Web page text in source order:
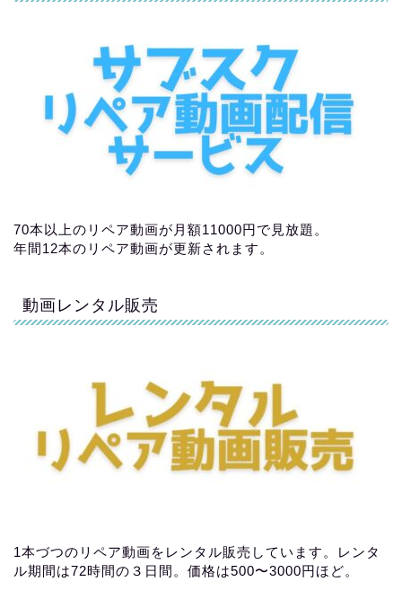
70本以上のリペア動画が月額11000円で見放題。
年間12本のリペア動画が更新されます。
動画レンタル販売
1本づつのリペア動画をレンタル販売しています。レンタ
ル期間は72時間の３日間。価格は500〜3000円ほど。